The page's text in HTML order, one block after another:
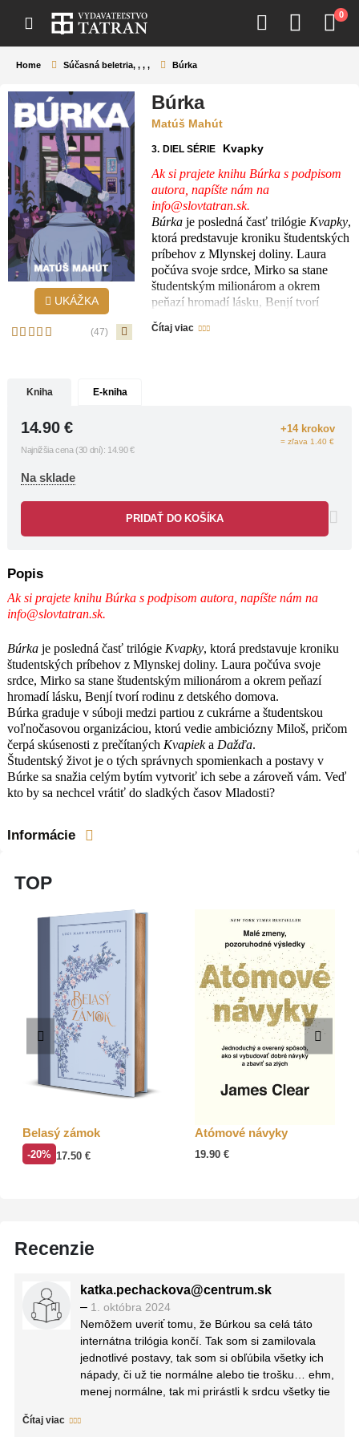
0
Home Súčasná beletria, , , , Búrka
UKÁŽKA
(47)
Búrka
Matúš Mahút
3. DIEL SÉRIE Kvapky
Ak si prajete knihu Búrka s podpisom
autora, napíšte nám na
info@slovtatran.sk.
Búrka je posledná časť trilógieKvapky,
ktorá predstavuje kroniku študentských
príbehov z Mlynskej doliny. Laura
počúva svoje srdce, Mirko sa stane
študentským milionárom a okrem
peňazí hromadí lásku, Benjí tvorí
rodinu z detského domova.
Búrka graduje v súboji medzi partiou z
spomienkach a postavy v Búrke sa
snažia celým bytím vytvoriť ich sebe a
Čítaj viac
Kniha E-kniha
+14 krokov
= zľava 1.40 €
14.90 €
Najnižšia cena (30 dní): 14.90 €
Na sklade
PRIDAŤ DO KOŠÍKA
Popis
Ak si prajete knihu Búrka s podpisom autora, napíšte nám na
info@slovtatran.sk.
Búrka je posledná časť trilógie Kvapky, ktorá predstavuje kroniku
študentských príbehov z Mlynskej doliny. Laura počúva svoje
srdce, Mirko sa stane študentským milionárom a okrem peňazí
hromadí lásku, Benjí tvorí rodinu z detského domova.
Búrka graduje v súboji medzi partiou z cukrárne a študentskou
voľnočasovou organizáciou, ktorú vedie ambiciózny Miloš, pričom
čerpá skúsenosti z prečítaných Kvapieka Dažďa.
Študentský život je o tých správnych spomienkach a postavy v
Búrke sa snažia celým bytím vytvoriť ich sebe a zároveň vám. Veď
kto by sa nechcel vrátiť do sladkých časov Mladosti?
Informácie
TOP
Belasý zámok
-20% 17.50€
Atómové návyky
19.90€
Recenzie
katka.pechackova@centrum.sk
– 1. októbra 2024
Nemôžem uveriť tomu, že Búrkou sa celá táto
internátna trilógia končí. Tak som si zamilovala
jednotlivé postavy, tak som si obľúbila všetky ich
nápady, či už tie normálne alebo tie trošku… ehm,
menej normálne, tak mi prirástli k srdcu všetky tie
všetkého len veľmi ťažko odchádza.
Čítaj viac